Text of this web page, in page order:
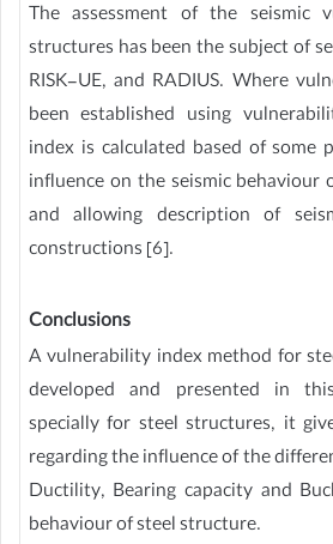
The assessment of the seismic
structures has been the subject of
RISK-UE, and RADIUS. Where
been established using
index is calculated based of some
influence on the seismic behaviour
and allowing description of
constructions [6].
Conclusions
A vulnerability index method for
developed and presented in
specially for steel structures, it
regarding the influence of the
Ductility, Bearing capacity and
behaviour of steel structure.